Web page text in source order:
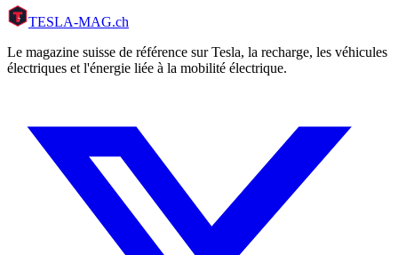
TESLA-MAG.ch
Le magazine suisse de référence sur Tesla, la recharge, les véhicules
électriques et l'énergie liée à la mobilité électrique.